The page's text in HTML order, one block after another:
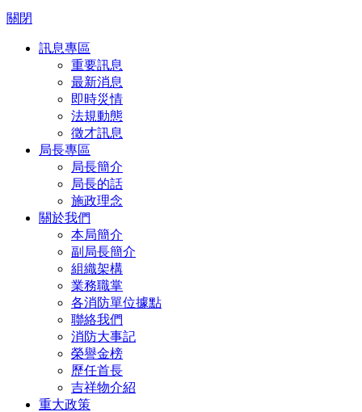
關閉
訊息專區
重要訊息
最新消息
即時災情
法規動態
徵才訊息
局長專區
局長簡介
局長的話
施政理念
關於我們
本局簡介
副局長簡介
組織架構
業務職掌
各消防單位據點
聯絡我們
消防大事記
榮譽金榜
歷任首長
吉祥物介紹
重大政策